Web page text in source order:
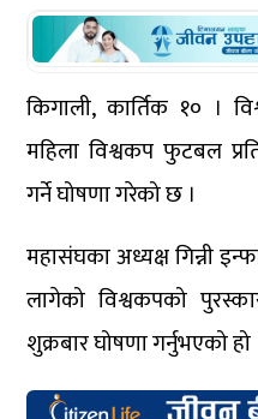
किगाली, कार्तिक १० ।
महिला विश्वकप फुटबल
गर्ने घोषणा गरेको छ ।
महासंघका अध्यक्ष गिन्नी
लागेको विश्वकपको
शुक्रबार घोषणा गर्नुभएको हो